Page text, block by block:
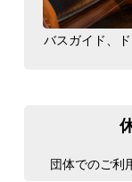
バスガイド、
団体でのご利